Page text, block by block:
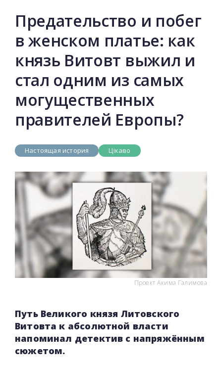
Предательство и побег
в женском платье: как
князь Витовт выжил и
стал одним из самых
могущественных
правителей Европы?
Настоящая история Цікаво
Проект Акима Галимова
Путь Великого князя Литовского
Витовта к абсолютной власти
напоминал детектив с напряжённым
сюжетом.